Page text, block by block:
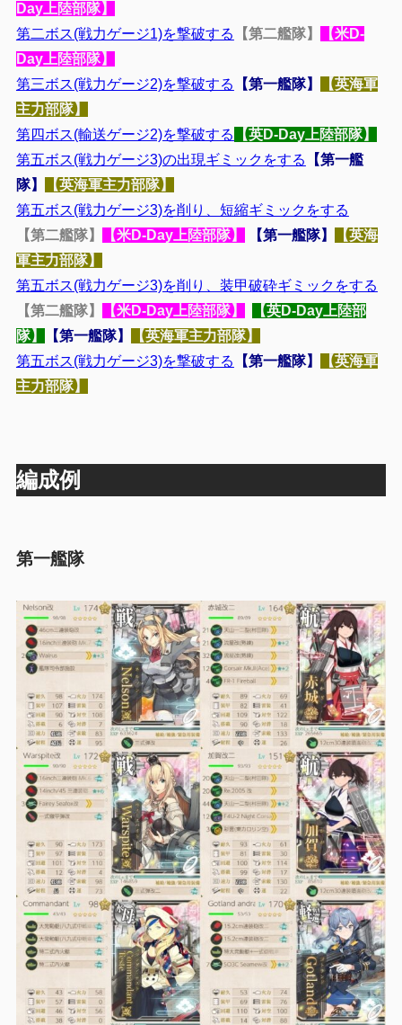
Day上陸部隊】
第二ボス(戦力ゲージ1)を撃破する
【第二艦隊】
【米D-
Day上陸部隊】
第三ボス(戦力ゲージ2)を撃破する
【第一艦隊】
【英海軍
主力部隊】
第四ボス(輸送ゲージ2)を撃破する
【英D-Day上陸部隊】
第五ボス(戦力ゲージ3)の出現ギミックをする
【第一艦
隊】
【英海軍主力部隊】
第五ボス(戦力ゲージ3)を削り、短縮ギミックをする
【第二艦隊】
【米D-Day上陸部隊】 【第一艦隊】
【英海
軍主力部隊】
第五ボス(戦力ゲージ3)を削り、装甲破砕ギミックをする
【第二艦隊】
【米D-Day上陸部隊】
【英D-Day上陸部
隊】
【第一艦隊】
【英海軍主力部隊】
第五ボス(戦力ゲージ3)を撃破する
【第一艦隊】
【英海軍
主力部隊】
編成例
第一艦隊